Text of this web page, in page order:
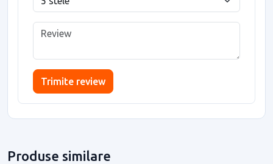
Trimite review
Produse similare